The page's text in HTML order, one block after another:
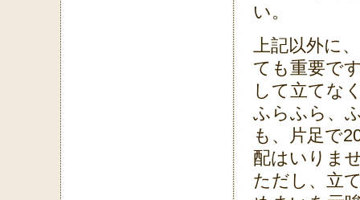
い。
上記以外に
ても重要で
して立てな
ふらふら、
も、片足で
配はいりま
ただし、立